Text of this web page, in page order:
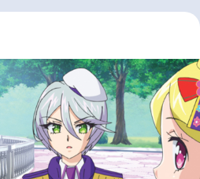
トレンド 無料マンガ
声優記事一覧